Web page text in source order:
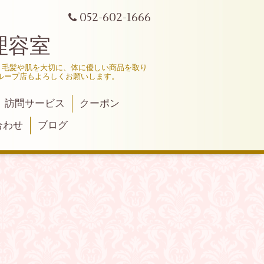
052-602-1666
室
髪や肌を大切に、体に優しい商品を取り
プ店もよろしくお願いします。
訪問サービス
クーポン
わせ
ブログ